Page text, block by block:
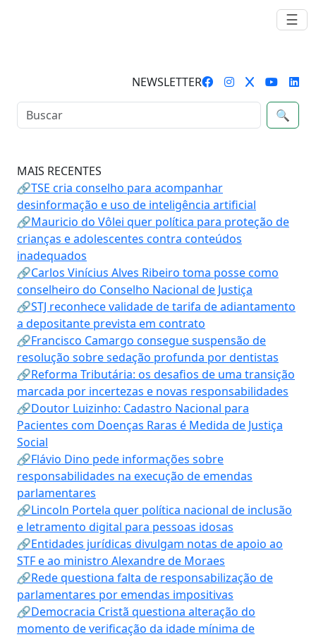
☰
NEWSLETTER
🔍
MAIS RECENTES
🔗TSE cria conselho para acompanhar
desinformação e uso de inteligência artificial
🔗Mauricio do Vôlei quer política para proteção de
crianças e adolescentes contra conteúdos
inadequados
🔗Carlos Vinícius Alves Ribeiro toma posse como
conselheiro do Conselho Nacional de Justiça
🔗STJ reconhece validade de tarifa de adiantamento
a depositante prevista em contrato
🔗Francisco Camargo consegue suspensão de
resolução sobre sedação profunda por dentistas
🔗Reforma Tributária: os desafios de uma transição
marcada por incertezas e novas responsabilidades
🔗Doutor Luizinho: Cadastro Nacional para
Pacientes com Doenças Raras é Medida de Justiça
Social
🔗Flávio Dino pede informações sobre
responsabilidades na execução de emendas
parlamentares
🔗Lincoln Portela quer política nacional de inclusão
e letramento digital para pessoas idosas
🔗Entidades jurídicas divulgam notas de apoio ao
STF e ao ministro Alexandre de Moraes
🔗Rede questiona falta de responsabilização de
parlamentares por emendas impositivas
🔗Democracia Cristã questiona alteração do
momento de verificação da idade mínima de